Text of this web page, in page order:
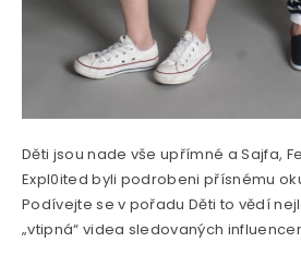
Děti jsou nade vše upřímné a Sajfa,
Expl0ited byli podrobeni přísnému
Podívejte se v pořadu Děti to vědí
„vtipná“ videa sledovaných